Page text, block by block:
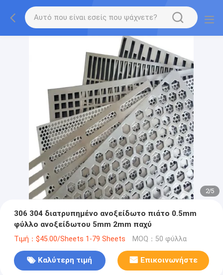
2/5
306 304 διατρυπημένο ανοξείδωτο πιάτο 0.5mm
φύλλο ανοξείδωτου 5mm 2mm παχύ
Τιμή：$45.00/Sheets 1-79 Sheets MOQ：50 φύλλα
Καλύτερη τιμή Επικοινωνήστε